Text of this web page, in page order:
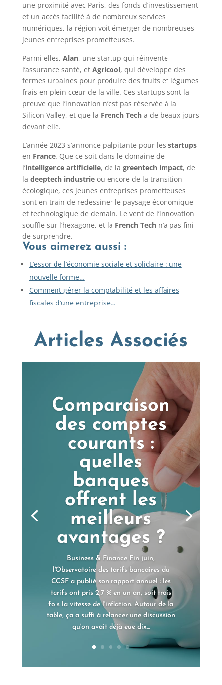
une proximité avec Paris, des fonds d’investissement
et un accès facilité à de nombreux services
numériques, la région voit émerger de nombreuses
jeunes entreprises prometteuses.
Parmi elles, Alan, une startup qui réinvente
l’assurance santé, et Agricool, qui développe des
fermes urbaines pour produire des fruits et légumes
frais en plein cœur de la ville. Ces startups sont la
preuve que l’innovation n’est pas réservée à la
Silicon Valley, et que la French Techa de beaux jours
devant elle.
L’année 2023 s’annonce palpitante pour les startups
en France. Que ce soit dans le domaine de
l’intelligence artificielle, de la greentech impact, de
la deeptech industrieou encore de la transition
écologique, ces jeunes entreprises prometteuses
sont en train de redessiner le paysage économique
et technologique de demain. Le vent de l’innovation
souffle sur l’hexagone, et la French Techn’a pas fini
de surprendre.
Vous aimerez aussi :
L’essor de l’économie sociale et solidaire : une
nouvelle forme…
Comment gérer la comptabilité et les affaires
fiscales d’une entreprise…
Articles Associés
Comparaison
des comptes
courants :
quelles
banques
offrent les
meilleurs
avantages ?
Business & Finance Fin juin,
l'Observatoire des tarifs bancaires du
CCSF a publié son rapport annuel : les
tarifs ont pris 2,7 % en un an, soit trois
fois la vitesse de l'inflation. Autour de la
table, ça a suffi à relancer une discussion
qu'on avait déjà eue dix...